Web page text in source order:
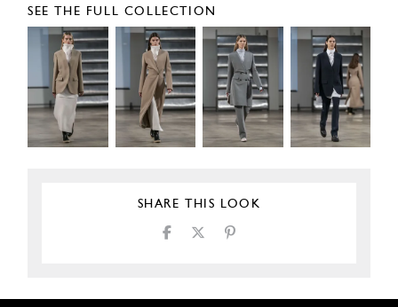
SEE THE FULL COLLECTION
SHARE THIS LOOK